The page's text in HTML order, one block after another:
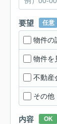
要望 任意
物件の
物件を
不動産
その他
内容 OK